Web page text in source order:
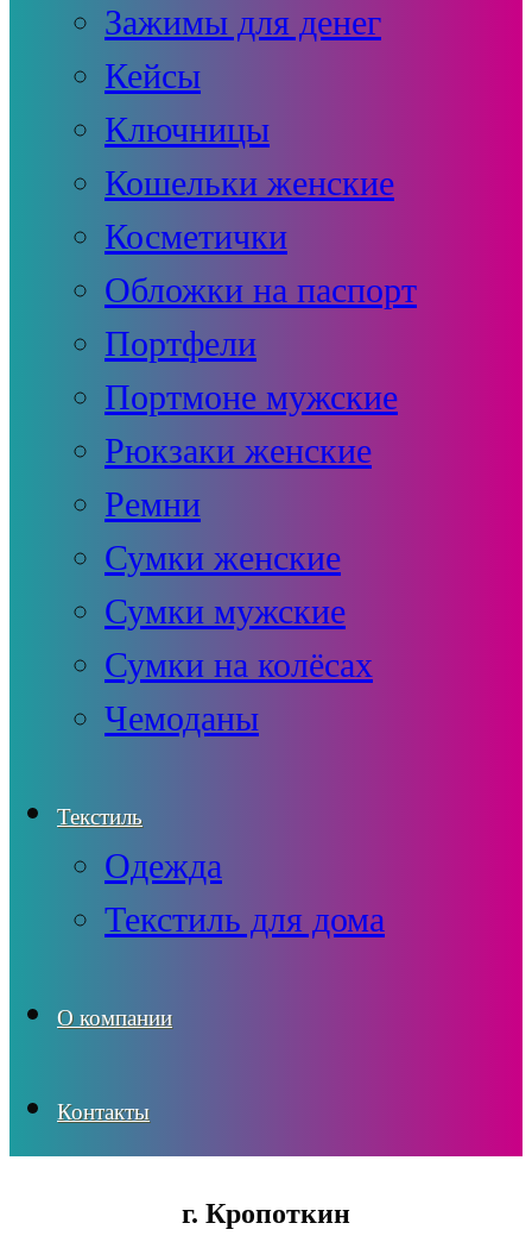
Зажимы для денег
Кейсы
Ключницы
Кошельки женские
Косметички
Обложки на паспорт
Портфели
Портмоне мужские
Рюкзаки женские
Ремни
Сумки женские
Сумки мужские
Сумки на колёсах
Чемоданы
Текстиль
Одежда
Текстиль для дома
О компании
Контакты
г. Кропоткин